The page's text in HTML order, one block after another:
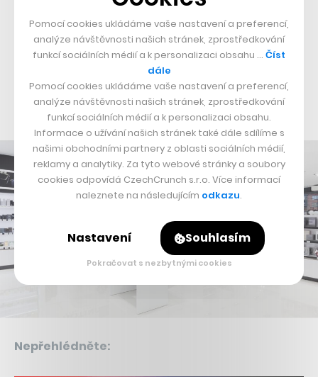
kapacitně schopni odbavit přes sto tisíc balíků denně,“
doplňuje ředitel logistiky firmy Tomáš Hofer. Během
Black Friday se podle něj prodalo celkem 301 tisíc
produktů, když si zákazníci objednávali v průměru 209
produktů za minutu.
Nepřehlédněte:
Pomocí cookies ukládáme vaše nastavení a preferencí,
analýze návštěvnosti našich stránek, zprostředkování
funkcí sociálních médií a k personalizaci obsahu … Číst
dále
Pomocí cookies ukládáme vaše nastavení a preferencí,
analýze návštěvnosti našich stránek, zprostředkování
funkcí sociálních médií a k personalizaci obsahu.
Informace o užívání našich stránek také dále sdílíme s
našimi obchodními partnery z oblasti sociálních médií,
reklamy a analytiky. Za tyto webové stránky a soubory
cookies odpovídá CzechCrunch s.r.o. Více informací
naleznete na následujícím odkazu.
Nastavení Souhlasím
Pokračovat s nezbytnými cookies